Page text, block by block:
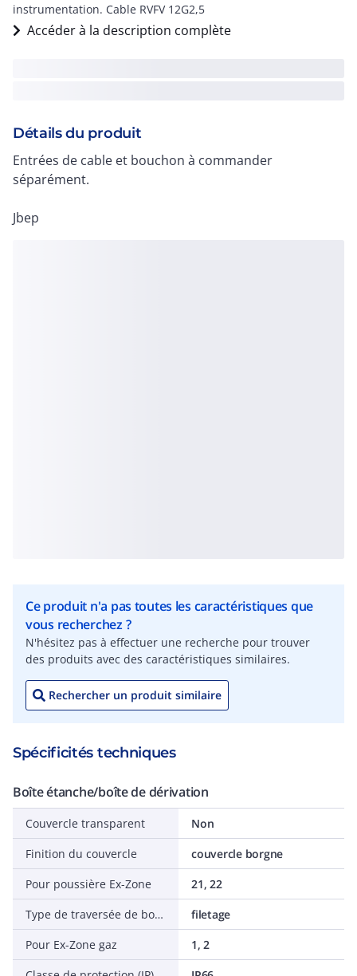
instrumentation. Cable RVFV 12G2,5
Accéder à la description complète
Détails du produit
Entrées de cable et bouchon à commander
séparément.
Jbep
Ce produit n'a pas toutes les caractéristiques que
vous recherchez ?
N'hésitez pas à effectuer une recherche pour trouver
des produits avec des caractéristiques similaires.
Rechercher un produit similaire
Spécificités techniques
Boîte étanche/boîte de dérivation
Couvercle transparent
Non
Finition du couvercle
couvercle borgne
Pour poussière Ex-Zone
21, 22
Type de traversée de boîtier
filetage
Pour Ex-Zone gaz
1, 2